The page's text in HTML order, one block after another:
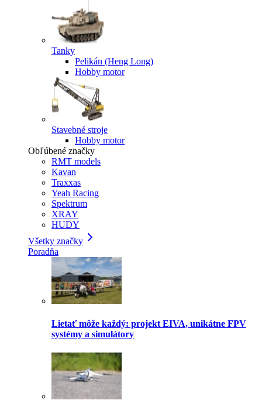
Tanky
Pelikán (Heng Long)
Hobby motor
Stavebné stroje
Hobby motor
Obľúbené značky
RMT models
Kavan
Traxxas
Yeah Racing
Spektrum
XRAY
HUDY
Všetky značky
Poradňa
Lietať môže každý: projekt EIVA, unikátne FPV
systémy a simulátory